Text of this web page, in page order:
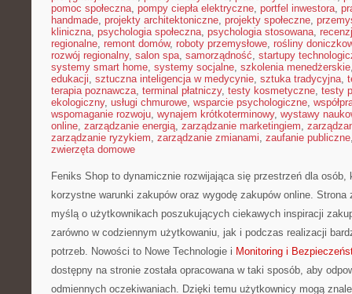
pomoc społeczna, pompy ciepła elektryczne, portfel inwestora,
handmade, projekty architektoniczne, projekty społeczne,
kliniczna, psychologia społeczna, psychologia stosowana,
regionalne, remont domów, roboty przemysłowe, rośliny
rozwój regionalny, salon spa, samorządność, startupy
systemy smart home, systemy socjalne, szkolenia menedżerskie
edukacji, sztuczna inteligencja w medycynie, sztuka tradycyjna,
terapia poznawcza, terminal płatniczy, testy kosmetyczne, testy
ekologiczny, usługi chmurowe, wsparcie psychologiczne,
wspomaganie rozwoju, wynajem krótkoterminowy, wystawy
online, zarządzanie energią, zarządzanie marketingiem,
zarządzanie ryzykiem, zarządzanie zmianami, zaufanie publiczne
zwierzęta domowe
Feniks Shop to dynamicznie rozwijająca się przestrzeń dla
korzystne warunki zakupów oraz wygodę zakupów online. Strona
myślą o użytkownikach poszukujących ciekawych inspiracji
zarówno w codziennym użytkowaniu, jak i podczas realizacji
potrzeb. Nowości to Nowe Technologie i Monitoring i
dostępny na stronie została opracowana w taki sposób, aby
odmiennych oczekiwaniach. Dzięki temu użytkownicy mogą